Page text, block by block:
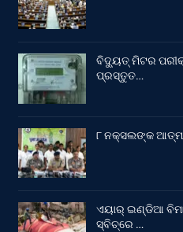
ବିଦ୍ୟୁତ୍ ମିଟର
ପ୍ରସ୍ତୁତ…
୮ ନକ୍ସଲଙ୍କ
ଏୟାର୍ ଇଣ୍ଡିଆ
ସ୍ବିଚ୍‌ରେ …